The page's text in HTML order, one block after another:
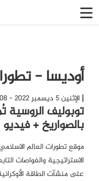
أوديسا -
الإثنين 5 ديسمبر 2022 - 20:08
توبوليف الروسية
بالصواريخ + فيديو
الاستراتيجية والغواصات
على منشآت الطاقة